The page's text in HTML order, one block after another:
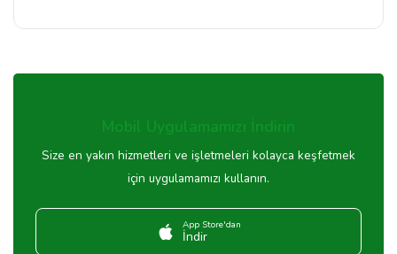
Mobil Uygulamamızı İndirin
Size en yakın hizmetleri ve işletmeleri kolayca keşfetmek
için uygulamamızı kullanın.
App Store'dan
İndir